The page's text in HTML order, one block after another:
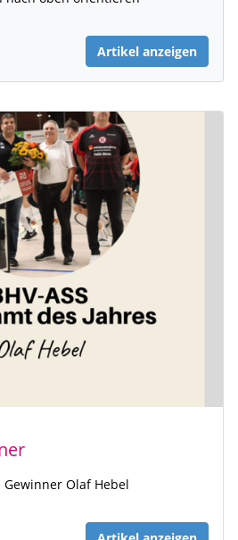
Artikel anzeigen
Gewinner Olaf Hebel